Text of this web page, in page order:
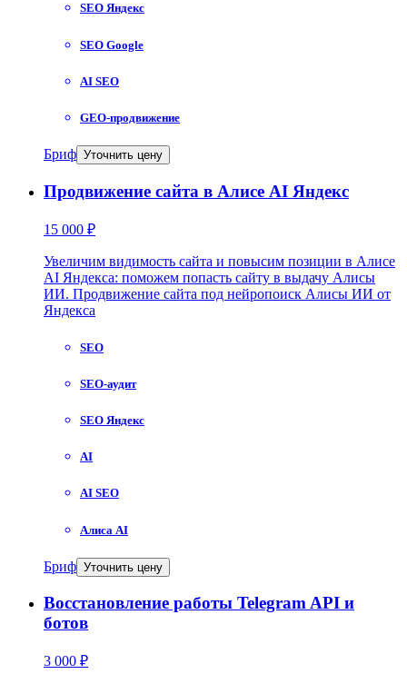
SEO Яндекс
SEO Google
AI SEO
GEO-продвижение
Бриф Уточнить цену
Продвижение сайта в Алисе AI Яндекс
15 000 ₽
Увеличим видимость сайта и повысим позиции в Алисе
AI Яндекса: поможем попасть сайту в выдачу Алисы
ИИ. Продвижение сайта под нейропоиск Алисы ИИ от
Яндекса
SEO
SEO-аудит
SEO Яндекс
AI
AI SEO
Алиса AI
Бриф Уточнить цену
Восстановление работы Telegram API и
ботов
3 000 ₽